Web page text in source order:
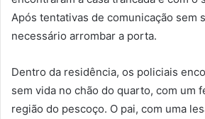
Após tentativas de comunicação sem
necessário arrombar a porta.
Dentro da residência, os policiais
sem vida no chão do quarto, com um
região do pescoço. O pai, com uma